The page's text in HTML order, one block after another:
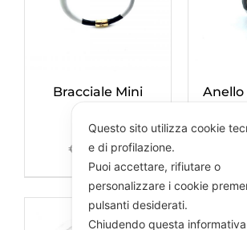
Bracciale Mini
€ 245,00
Anello
Questo sito utilizza cookie
e di profilazione.
Puoi accettare, rifiutare o
personalizzare i cookie
pulsanti desiderati.
Chiudendo questa informativa